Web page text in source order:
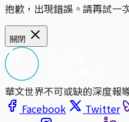
抱歉，出現錯誤。請再試一
關閉
華文世界不可或缺的深度報
Facebook
Twitter